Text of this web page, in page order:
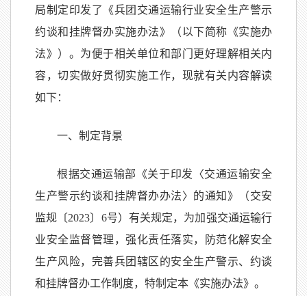
局制定印发了《兵团交通运输行业安全生产警示
约谈和挂牌督办实施办法》（以下简称《实施办
法》）。为便于相关单位和部门更好理解相关内
容，切实做好贯彻实施工作，现就有关内容解读
如下：
一、制定背景
根据交通运输部《关于印发〈交通运输安全
生产警示约谈和挂牌督办办法〉的通知》（交安
监规〔2023〕6号）有关规定，为加强交通运输行
业安全监督管理，强化责任落实，防范化解安全
生产风险，完善兵团辖区的安全生产警示、约谈
和挂牌督办工作制度，特制定本《实施办法》。